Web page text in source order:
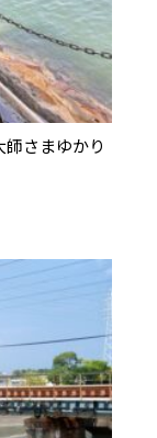
師さまゆかり